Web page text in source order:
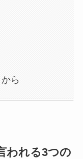
ら
われる3つの